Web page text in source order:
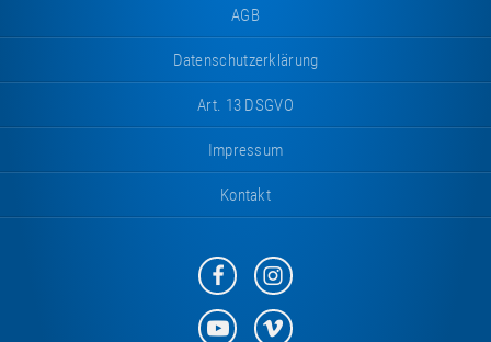
AGB
Datenschutzerklärung
Art. 13 DSGVO
Impressum
Kontakt
Eurotramp
auf
Facebook
Eurotramp
auf
Instagram
EurotrampEurotramp